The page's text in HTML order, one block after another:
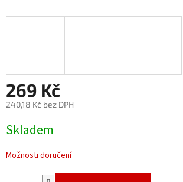
269 Kč
240,18 Kč bez DPH
cena:
Skladem
Možnosti doručení